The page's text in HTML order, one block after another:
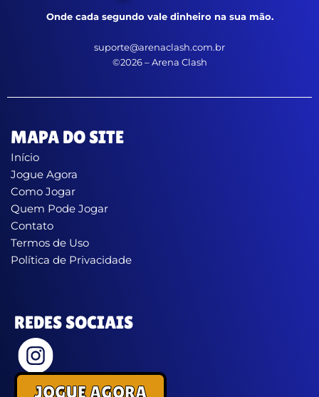
Onde cada segundo vale dinheiro na sua mão.
suporte@arenaclash.com.br
©2026 – Arena Clash
MAPA DO SITE
Início
Jogue Agora
Como Jogar
Quem Pode Jogar
Contato
Termos de Uso
Política de Privacidade
REDES SOCIAIS
JOGUE AGORA